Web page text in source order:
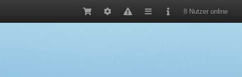
8 Nutzer online